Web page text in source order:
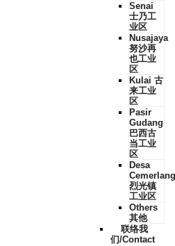
Senai
士乃工
业区
Nusajaya
努沙再
也工业
区
Kulai 古
来工业
区
Pasir
Gudang
巴西古
当工业
区
Desa
Cemerlang
烈光镇
工业区
Others
其他
联络我
们/Contact